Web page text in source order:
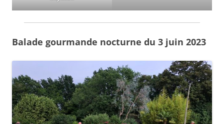
Balade gourmande nocturne du 3 juin 2023